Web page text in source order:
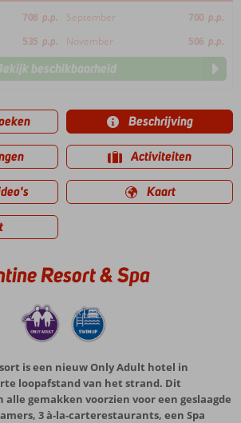
708 p.p. September 700 p.p.
535 p.p. November 506 p.p.
beschikbaarheid
Beschrijving
Activiteiten
Kaart
Resort & Spa
is een nieuw Only Adult hotel in
loopafstand van het strand. Dit
gemakken voorzien voor een geslaagde
3 à-la-carterestaurants, een Spa